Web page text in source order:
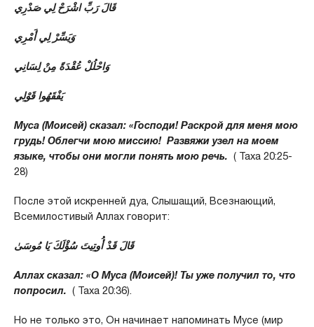
قَالَ رَبِّ اشْرَحْ لِي صَدْرِي
وَيَسِّرْ لِي أَمْرِي
وَاحْلُلْ عُقْدَةً مِنْ لِسَانِي
يَفْقَهُوا قَوْلِي
Муса (Моисей) сказал: «Господи! Раскрой для меня мою
грудь! Облегчи мою миссию! Развяжи узел на моем
языке, чтобы они могли понять мою речь. ( Таха 20:25-
28)
После этой искренней дуа, Слышащий, Всезнающий,
Всемилостивый Аллах говорит:
قَالَ قَدْ أُوتِيتَ سُؤْلَكَ يَا مُوسَىٰ
Аллах сказал: «О Муса (Моисей)! Ты уже получил то, что
попросил. ( Таха 20:36).
Но не только это, Он начинает напоминать Мусе (мир